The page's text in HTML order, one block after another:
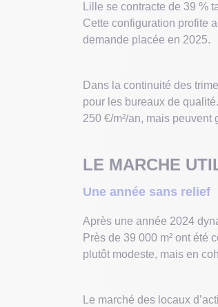
Lille se contracte de 39 %
Cette configuration profite
demande placée en 2025.
Dans la continuité des
pour les bureaux de
250 €/m²/an, mais peuvent
LE MARCHE
Une année sans relief
Après une année 2024
Près de 39 000 m² ont été
plutôt modeste, mais en
Le marché des locaux